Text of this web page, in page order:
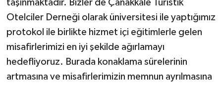
taşınmaktadır. Bizler de Çanakkale Turistik
Otelciler Derneği olarak üniversitesi ile yaptığımız
protokol ile birlikte hizmet içi eğitimlerle gelen
misafirlerimizi en iyi şekilde ağırlamayı
hedefliyoruz. Burada konaklama sürelerinin
artmasına ve misafirlerimizin memnun ayrılmasına